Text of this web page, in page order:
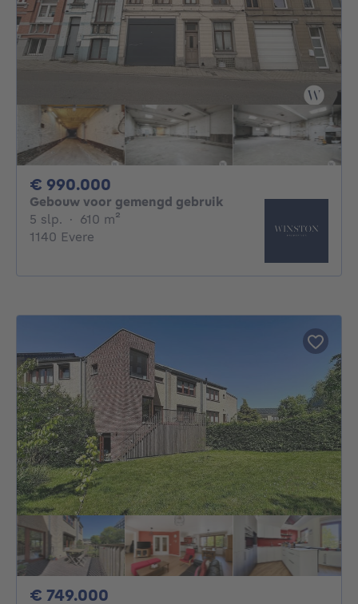
€ 990.000
Gebouw voor gemengd gebruik
5 slp. 5 slaapkamers
· 610 m²
1140 Evere
€ 749.000